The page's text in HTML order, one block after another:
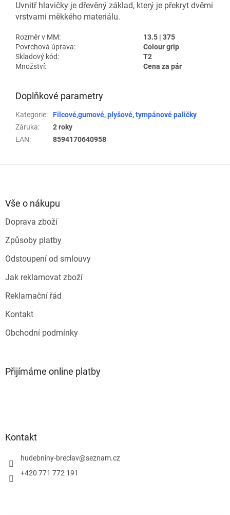
Uvnitř hlavičky je dřevěný základ, který je překryt dvěmi
vrstvami měkkého materiálu.
Rozměr v MM:
13.5 | 375
Povrchová úprava:
Colour grip
Skladový kód:
T2
Množství:
Cena za pár
Doplňkové parametry
Kategorie:
Filcové,gumové, plyšové, tympánové paličky
Záruka:
2 roky
EAN: 8594170640958
Vše o nákupu
Doprava zboží
Způsoby platby
Odstoupení od smlouvy
Jak reklamovat zboží
Reklamační řád
Kontakt
Obchodní podmínky
Přijímáme online platby
Kontakt
hudebniny-breclav@seznam.cz
+420 771 772 191